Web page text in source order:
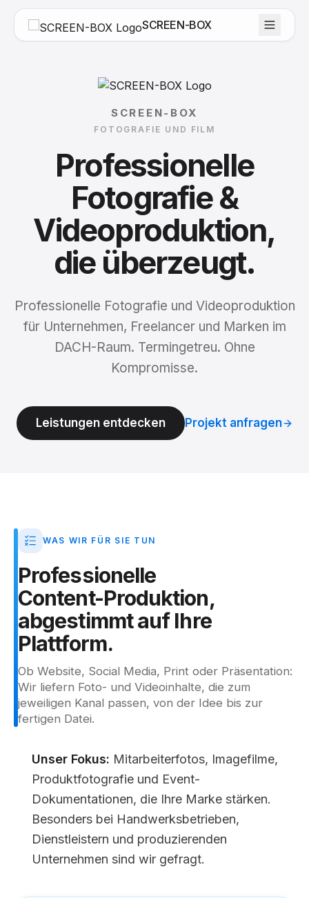
SCREEN-BOX
SCREEN-BOX
FOTOGRAFIE UND FILM
Professionelle
Fotografie &
Videoproduktion,
die überzeugt.
Professionelle Fotografie und Videoproduktion
für Unternehmen, Freelancer und Marken im
DACH-Raum. Termingetreu. Ohne
Kompromisse.
Leistungen entdecken Projekt anfragen
WAS WIR FÜR SIE TUN
Professionelle
Content-Produktion,
abgestimmtauf Ihre
Plattform.
Ob Website, Social Media, Print oder Präsentation:
Wir liefern Foto- und Videoinhalte, die zum
jeweiligen Kanal passen, von der Idee bis zur
fertigen Datei.
Unser Fokus: Mitarbeiterfotos, Imagefilme,
Produktfotografie und Event-
Dokumentationen, die Ihre Marke stärken.
Besonders bei Handwerksbetrieben,
Dienstleistern und produzierenden
Unternehmen sind wir gefragt.